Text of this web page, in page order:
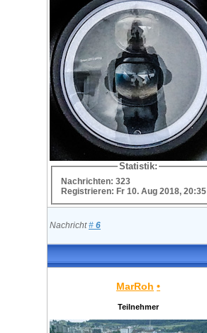
Statistik:
Nachrichten: 323
Registrieren: Fr 10. Aug 2018, 20:35
Nachricht# 6
MarRoh •
Teilnehmer